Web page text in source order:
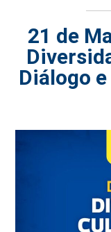
21 de
Diálogo